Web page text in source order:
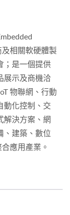
相關軟硬體製
；是一個提供
展示及商機洽
物聯網、行動
動化控制、交
解決方案、網
、建築、數位
應用產業。